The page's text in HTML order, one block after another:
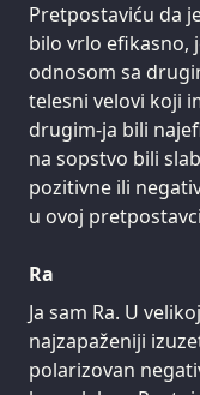
Pretpostaviću da
bilo vrlo efikasno,
odnosom sa
telesni velovi koji
drugim-ja bili
na sopstvo bili
pozitivne ili
u ovoj
Ra
Ja sam Ra. U
najzapaženiji
polarizovan